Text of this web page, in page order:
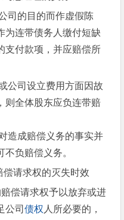
司的目的而作虚假陈
为连带债务人缴付短缺
支付款项，并应赔偿所
公司设立费用方面因故
则全体股东应负连带赔
造成赔偿义务的事实并
负赔偿义务。
请求权的灭失时效
偿请求权予以放弃或进
公司债权 人所必要的，